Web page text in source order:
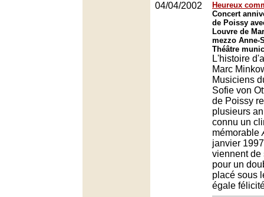
04/04/2002
Heureux
Concert
de Poissy
Louvre de
mezzo Anne-
Théâtre
L'histoire
Marc
Musiciens
Sofie von
de Poissy
plusieurs
connu un
mémorable
janvier
viennent de
pour un
placé sous
égale